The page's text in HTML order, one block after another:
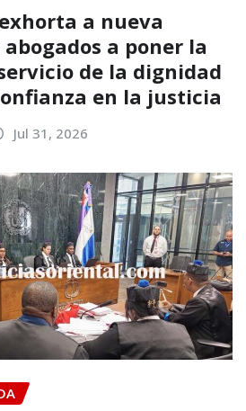
a nueva
a poner la
de la dignidad
en la justicia
Jul 31, 2026